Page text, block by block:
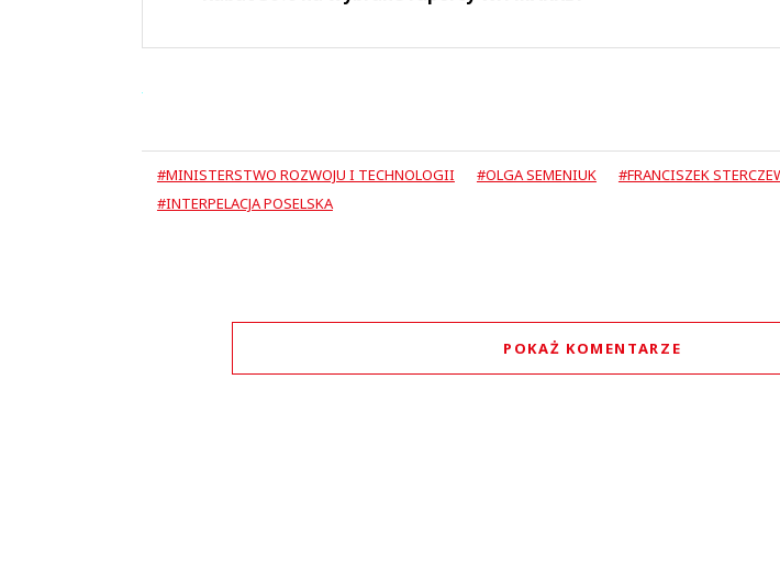
#MINISTERSTWO ROZWOJU I TECHNOLOGII #OLGA SEMENIUK
#FRANCISZEK
#INTERPELACJA POSELSKA
POKAŻ KOMENTARZE